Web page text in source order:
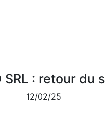
SRL : retour du
12/02/25